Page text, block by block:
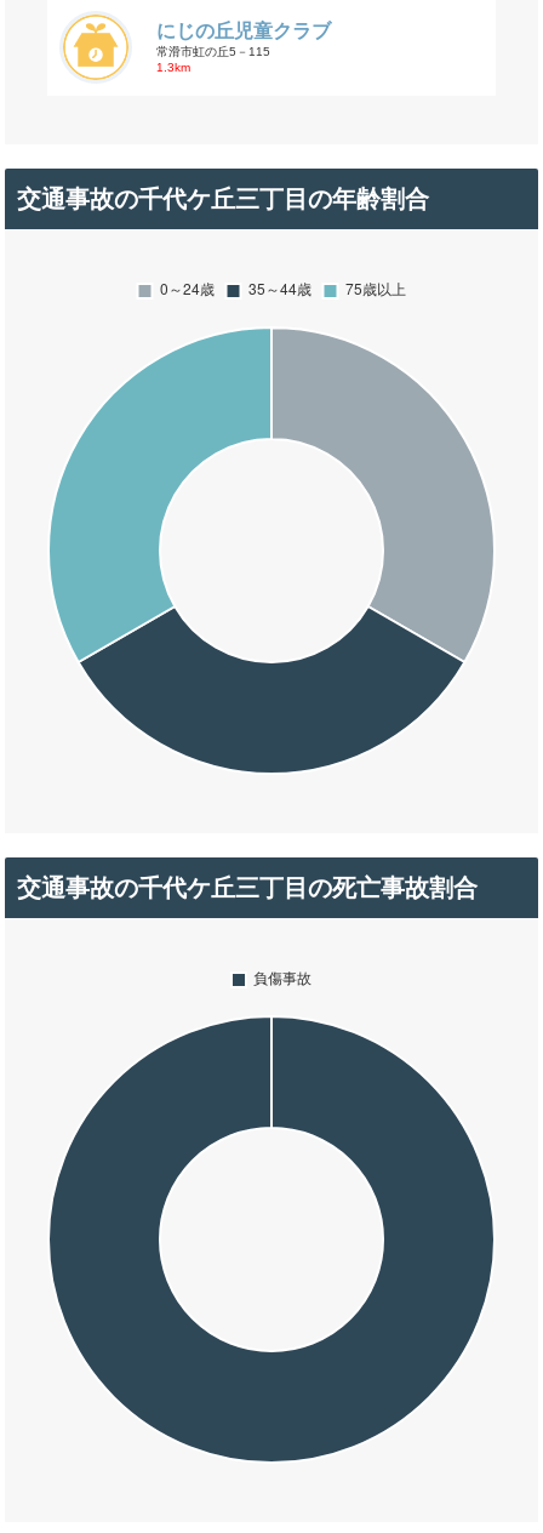
にじの丘児童クラブ
常滑市虹の丘5－115
1.3km
交通事故の千代ケ丘三丁目の年齢割合
交通事故の千代ケ丘三丁目の死亡事故割合